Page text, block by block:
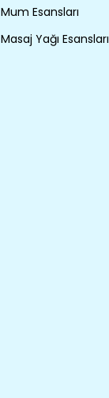
Mum Esansları
Masaj Yağı Esansları